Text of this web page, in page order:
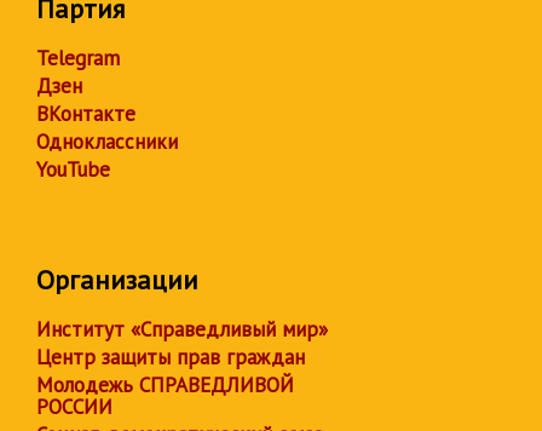
Партия
Telegram
Дзен
ВКонтакте
Одноклассники
YouTube
Организации
Институт «Справедливый мир»
Центр защиты прав граждан
Молодежь СПРАВЕДЛИВОЙ
РОССИИ